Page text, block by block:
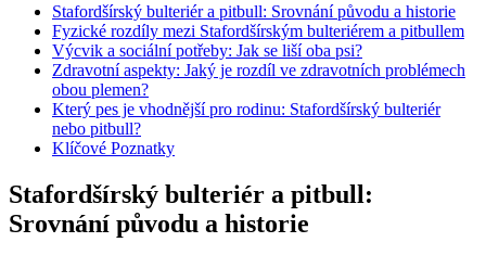
Stafordšírský bulteriér a pitbull: Srovnání původu a historie
Fyzické rozdíly mezi Stafordšírským bulteriérem a pitbullem
Výcvik a sociální potřeby: Jak se liší oba psi?
Zdravotní aspekty: Jaký je rozdíl ve zdravotních problémech
obou plemen?
Který pes je vhodnější pro rodinu: Stafordšírský bulteriér
nebo pitbull?
Klíčové Poznatky
Stafordšírský bulteriér a pitbull:
Srovnání původu a historie